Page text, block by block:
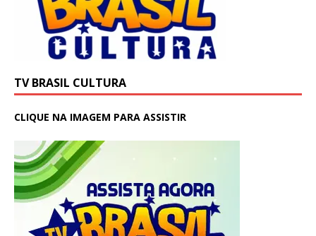
TV BRASIL CULTURA
CLIQUE NA IMAGEM PARA ASSISTIR